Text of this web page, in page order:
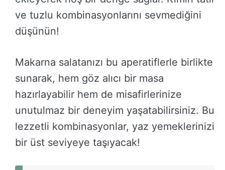
ve tuzlu kombinasyonlarını sevmediğini
düşünün!
Makarna salatanızı bu aperatiflerle birlikte
sunarak, hem göz alıcı bir masa
hazırlayabilir hem de misafirlerinize
unutulmaz bir deneyim yaşatabilirsiniz. Bu
lezzetli kombinasyonlar, yaz yemeklerinizi
bir üst seviyeye taşıyacak!